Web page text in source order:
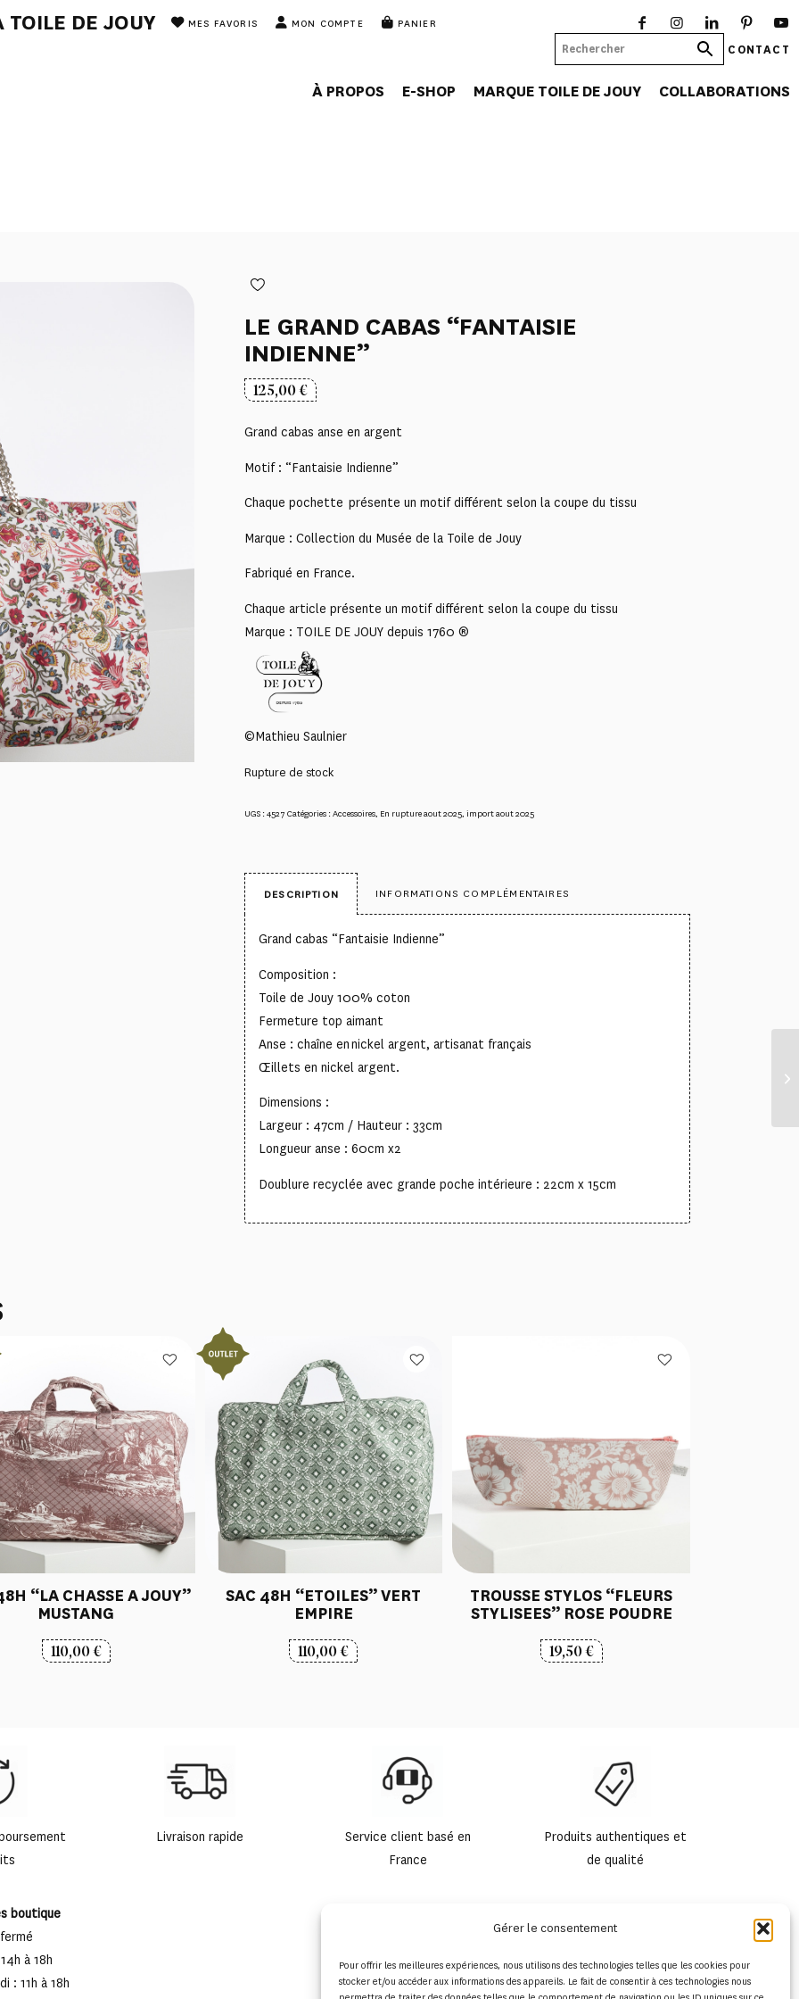
Gérer le consentement
Pour offrir les meilleures expériences, nous utilisons des technologies telles que les cookies pour
stocker et/ou accéder aux informations des appareils. Le fait de consentir à ces technologies nous
TOILE DE JOUY MES FAVORIS MON COMPTE PANIER
CONTACT
À PROPOS E-SHOP MARQUE TOILE DE JOUY COLLABORATIONS
LE GRAND CABAS “FANTAISIE
INDIENNE”
125,00€
Grand cabas anse en argent
Motif : “Fantaisie Indienne”
Chaque pochette présente un motif différent selon la coupe du tissu
Marque : Collection du Musée de la Toile de Jouy
Fabriqué en France.
Chaque article présente un motif différent selon la coupe du tissu
Marque : TOILE DE JOUY depuis 1760 ®
©Mathieu Saulnier
Rupture de stock
UGS :4527 Catégories :Accessoires, En rupture aout 2025, import aout 2025
DESCRIPTION INFORMATIONS COMPLÉMENTAIRES
Grand cabas “Fantaisie Indienne”
Composition :
Toile de Jouy 100% coton
Fermeture top aimant
Anse : chaîne en nickel argent, artisanat français
Œillets en nickel argent.
Dimensions :
Largeur : 47cm / Hauteur : 33cm
Longueur anse : 60cm x2
Doublure recyclée avec grande poche intérieure : 22cm x 15cm
“LA CHASSE A JOUY”
MUSTANG
110,00€
SAC 48H “ETOILES” VERT
EMPIRE
110,00€
TROUSSE STYLOS “FLEURS
STYLISEES” ROSE POUDRE
19,50€
Livraison rapide
Service client basé en
France
Produits authentiques et
de qualité
boutique
à 18h
: 11h à 18h